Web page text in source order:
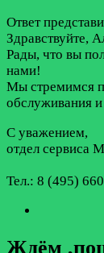
Ответ
Здравствуйте,
Рады, что вы
нами!
Мы стремимся
обслуживания
С уважением,
отдел сервиса
Тел.: 8 (495)
Ждём